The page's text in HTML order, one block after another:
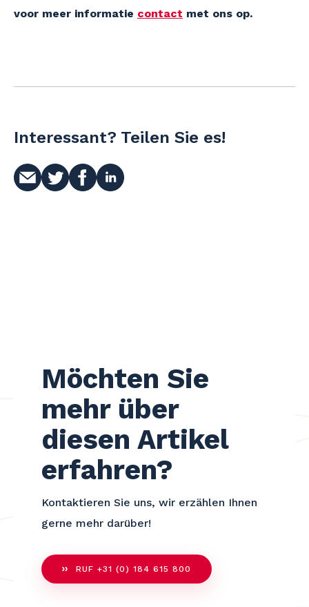
voor meer informatie contact met ons op.
Interessant? Teilen Sie es!
Möchten Sie
mehr über
diesen Artikel
erfahren?
Kontaktieren Sie uns, wir erzählen Ihnen
gerne mehr darüber!
RUF +31 (0) 184 615 800